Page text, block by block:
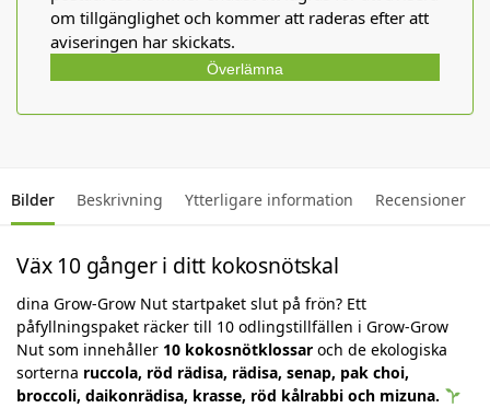
om tillgänglighet och kommer att raderas efter att
aviseringen har skickats.
Överlämna
Bilder Beskrivning Ytterligare information Recensioner
Väx 10 gånger i ditt kokosnötskal
dina Grow-Grow Nut startpaket slut på frön? Ett
påfyllningspaket räcker till 10 odlingstillfällen i Grow-Grow
Nut som innehåller 10 kokosnötklossar och de ekologiska
sorterna ruccola, röd rädisa, rädisa, senap, pak choi,
broccoli, daikonrädisa, krasse, röd kålrabbi och mizuna.